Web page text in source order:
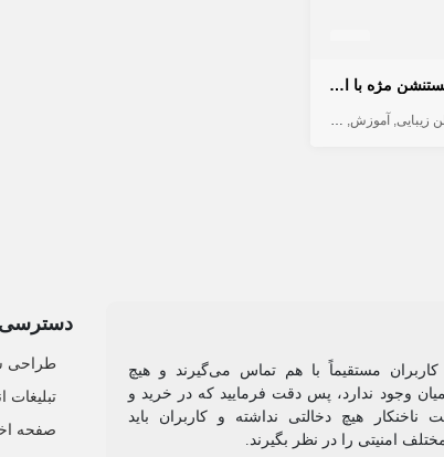
آموزش تخصصی اکستنشن مژه با ارائه مدرک معتبر
زیبایی آموزش
کاربران مستقیماً با هم تماس می‌گیرند و هیچ
وجود ندارد، پس دقت فرمایید که در خرید و
هیچ دخالتی نداشته و کاربران باید
امنیتی را در نظر بگیرند.
طراحی
تبلیغات
صفحه